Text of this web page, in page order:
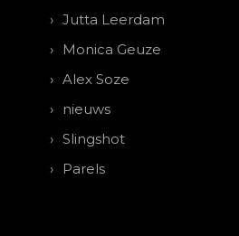
Jutta Leerdam
Monica Geuze
Alex Soze
nieuws
Slingshot
Parels